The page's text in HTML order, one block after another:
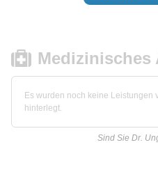
Medizinisches
Es wurden noch keine Leistungen
hinterlegt.
Sind Sie Dr.